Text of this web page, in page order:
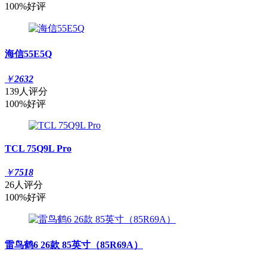
100%好评
海信55E5Q
￥2632
139人评分
100%好评
TCL 75Q9L Pro
￥7518
26人评分
100%好评
雷鸟鹤6 26款 85英寸（85R69A）